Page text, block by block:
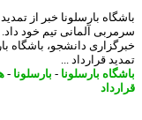
بارسلونا خبر از تمدید
آلمانی تیم خود داد.
دانشجو، باشگاه
قرارداد ...
بارسلونا-بارسلونا-